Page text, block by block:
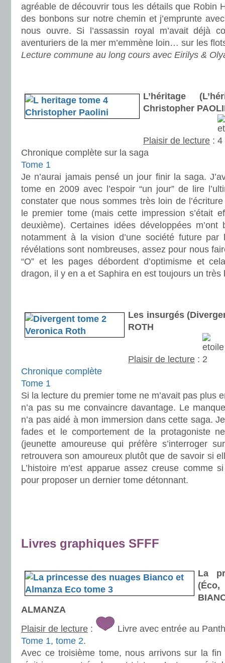
agréable de découvrir tous les détails que Robin
des bonbons sur notre chemin et j’emprunte
nous ouvre. Si l’assassin royal m’avait déjà
aventuriers de la mer m’emmène loin… sur les
Lecture commune au long cours avec Eirilys &
L’héritage
Christopher
Plaisir de lecture :
Chronique complète sur la saga
Tome 1
Je n’aurai jamais pensé un jour finir la saga.
tome en 2009 avec l’espoir “un jour” de lire
constater que nous sommes très loin de
le premier tome (mais cette impression s’était
deuxième). Certaines idées développées
notamment à la vision d’une société future
révélations sont nombreuses, assez pour nous
“O” et les pages débordent d’optimisme et
dragon, il y en a et Saphira en est toujours un très
Les insurgés
ROTH
Plaisir de lecture :
Chronique complète
Tome 1
Si la lecture du premier tome ne m’avait pas plus
n’a pas su me convaincre davantage. Le
n’a pas aidé à mon immersion dans cette saga.
fades et le comportement de la protagoniste
(jeunette amoureuse qui préfère s’interroger
retrouvera son amoureux plutôt que de savoir si
L’histoire m’est apparue assez creuse comme
pour proposer un dernier tome détonnant.
Livres graphiques SFFF
La
ALMANZA
Plaisir de lecture :
Livre avec entrée au
Tome 1, tome 2.
Avec ce troisième tome, nous arrivons sur la fin